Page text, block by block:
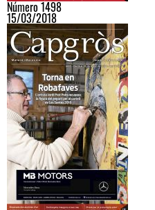
Número 1498
15/03/2018